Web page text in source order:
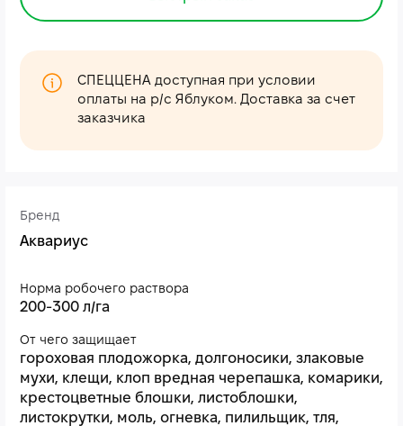
Бренд
Аквариус
Норма робочего раствора
200-300 л/га
От чего защищает
гороховая плодожорка, долгоносики, злаковые
мухи, клещи, клоп вредная черепашка, комарики,
крестоцветные блошки, листоблошки,
листокрутки, моль, огневка, пилильщик, тля,
СПЕЦЦЕНА доступная при условии
оплаты на р/с Яблуком. Доставка за счет
заказчика